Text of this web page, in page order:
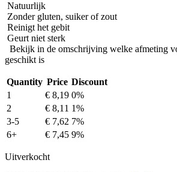
Natuurlijk
Zonder gluten, suiker of zout
Reinigt het gebit
Geurt niet sterk
Bekijk in de omschrijving welke afmeting
geschikt is
Quantity Price Discount
1
€ 8,19 0%
2
€ 8,11 1%
3-5
€ 7,62 7%
6+
€ 7,45 9%
Uitverkocht